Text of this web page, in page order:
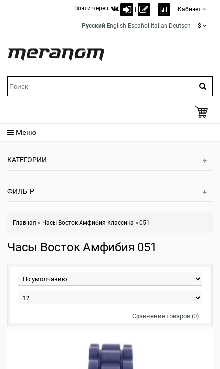
Войти через: Кабинет
Русский English Español Italian Deutsch $
Меню
КАТЕГОРИИ
ФИЛЬТР
Главная » Часы Восток Амфибия Классика » 051
Часы Восток Амфибия 051
Сравнение товаров (0)